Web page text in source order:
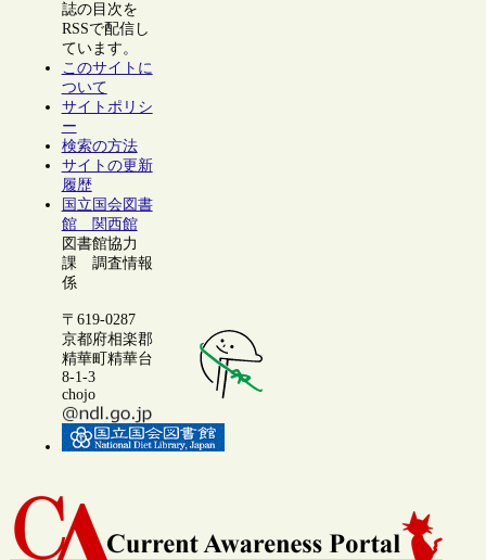
誌の目次を
RSSで配信し
ています。
このサイトに
ついて
サイトポリシ
ー
検索の方法
サイトの更新
履歴
国立国会図書
館 関西館
図書館協力
課 調査情報
係
〒619-0287
京都府相楽郡
精華町精華台
8-1-3
chojo